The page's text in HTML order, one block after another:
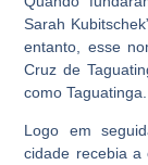
Sarah
entanto, esse
Cruz de
como Taguatinga.
Logo em
cidade recebia a